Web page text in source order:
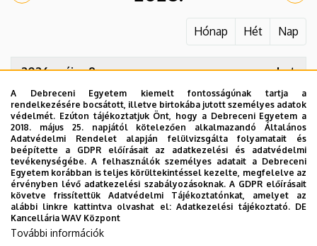
Hónap Hét Nap
2026. május 9. szombat
15:00 Mesterek és tanítványok kiállítása
16:00 Mesterek és tanítványok kiállítása
2026. május 15. péntek
20:30
Az éjszaka misztériuma Nr. 2. - Sol
Oriens Kórus koncert
2026. május 20.
A Debreceni Egyetem kiemelt fontosságúnak tartja a
rendelkezésére bocsátott, illetve birtokába jutott személyes adatok
védelmét. Ezúton tájékoztatjuk Önt, hogy a Debreceni Egyetem a
2018. május 25. napjától kötelezően alkalmazandó Általános
Adatvédelmi Rendelet alapján felülvizsgálta folyamatait és
beépítette a GDPR előírásait az adatkezelési és adatvédelmi
tevékenységébe. A felhasználók személyes adatait a Debreceni
Egyetem korábban is teljes körültekintéssel kezelte, megfelelve az
érvényben lévő adatkezelési szabályozásoknak. A GDPR előírásait
követve frissítettük Adatvédelmi Tájékoztatónkat, amelyet az
alábbi linkre kattintva olvashat el:Adatkezelési tájékoztató. DE
Kancellária WAV Központ
További információk